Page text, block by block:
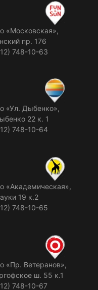
«Московская»,
пр. 176
748-10-63
«Ул. Дыбенко»,
22 к. 1
748-10-64
«Академическая»,
19 к.2
748-10-65
«Пр. Ветеранов»,
ш. 55 к.1
748-10-67